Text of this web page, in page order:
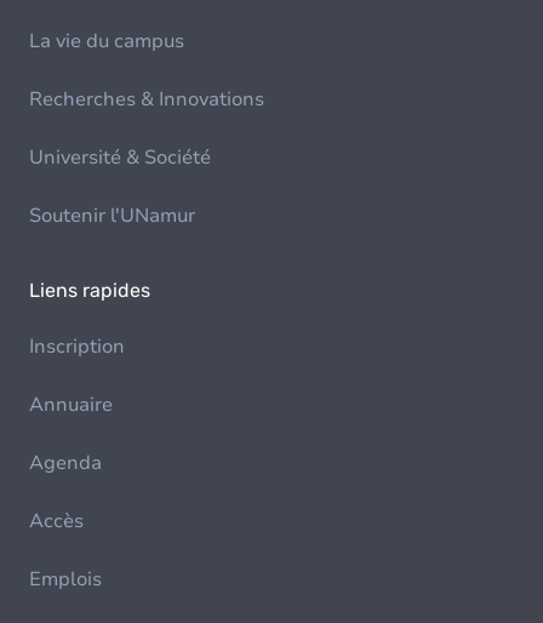
La vie du campus
Recherches & Innovations
Université & Société
Soutenir l'UNamur
Liens rapides
Inscription
Annuaire
Agenda
Accès
Emplois